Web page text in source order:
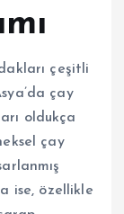
çeşitli
çay
oldukça
çay
ise, özellikle